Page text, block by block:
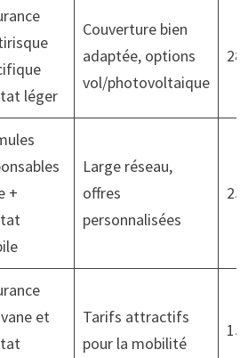
léger
Couverture bien
adaptée, options
vol/photovoltaique
+
Large réseau,
offres
personnalisées
et
Tarifs attractifs
pour la mobilité